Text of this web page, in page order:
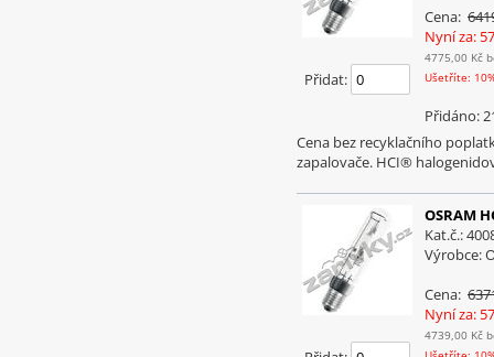
Přidat:
Cena:
Nyní za:
4775,00 Kč
Ušetříte:
Přidáno:
Cena bez recyklačního
zapalovače. HCI®
OSRAM
Kat.č.:
Výrobce:
Cena:
Nyní za:
4739,00 Kč